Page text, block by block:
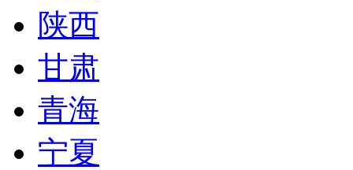
陕西
甘肃
青海
宁夏